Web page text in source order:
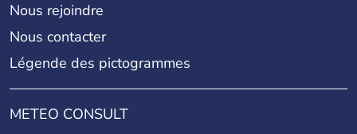
Nous rejoindre
Nous contacter
Légende des pictogrammes
METEO CONSULT